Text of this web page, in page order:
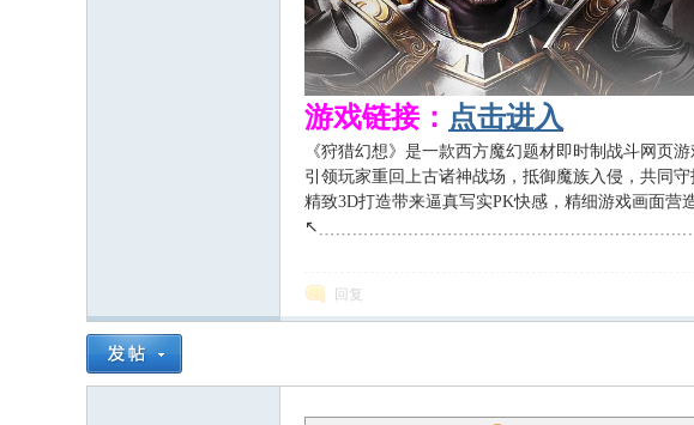
游戏链接： 点击进入
《狩猎幻想》是一款西方魔幻题材即时制战斗网页
引领玩家重回上古诸神战场，抵御魔族入侵，共同守
精致3D打造带来逼真写实PK快感，精细游戏画面营
回复